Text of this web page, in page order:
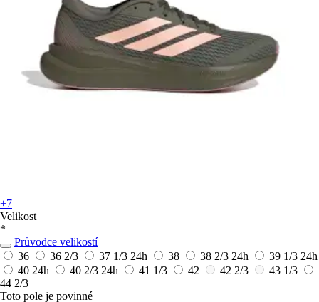
+7
Velikost
*
Průvodce velikostí
36
36 2/3 37 1/3 24h 38 38 2/3 24h 39 1/3 24h
40 24h 40 2/3 24h 41 1/3 42 42 2/3
43 1/3
44 2/3
Toto pole je povinné